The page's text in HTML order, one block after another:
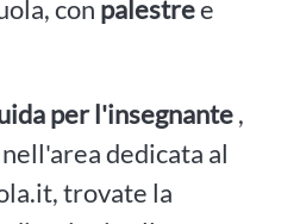
con palestree
per l'insegnante,
dedicata al
trovate la